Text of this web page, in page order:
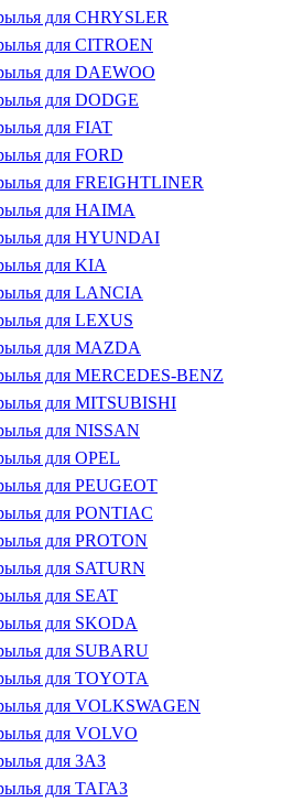
для CHRYSLER
для CITROEN
для DAEWOO
для DODGE
для FIAT
для FORD
для FREIGHTLINER
для HAIMA
для HYUNDAI
для KIA
для LANCIA
для LEXUS
для MAZDA
для MERCEDES-BENZ
для MITSUBISHI
для NISSAN
для OPEL
для PEUGEOT
для PONTIAC
для PROTON
для SATURN
для SEAT
для SKODA
для SUBARU
для TOYOTA
для VOLKSWAGEN
для VOLVO
для ЗАЗ
для ТАГАЗ